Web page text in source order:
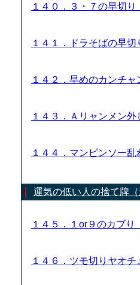
１４０．３・７の早切
１４１．ドラそばの早
１４２．早めのカンチ
１４３．Ａリャンメン
１４４．マンピンソー
運気の低い人の捨て牌（
１４５．１or９のカブり
１４６．ツモ切りヤオ